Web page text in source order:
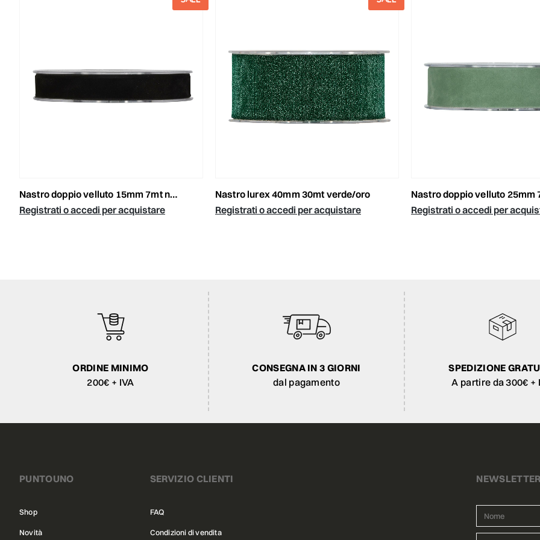
nastro doppio velluto 15mm 7mt nero
Registrati o accedi per acquistare
nastro lurex 40mm 30mt verde/oro
Registrati o accedi per acquistare
nastro doppio velluto 25mm
Registrati o accedi per
ORDINE MINIMO
200€ + IVA
CONSEGNA IN 3 GIORNI
dal pagamento
SPEDIZIONE
A partire da 300€ +
PUNTOUNO
Shop
Novità
SERVIZIO CLIENTI
FAQ
Condizioni di vendita